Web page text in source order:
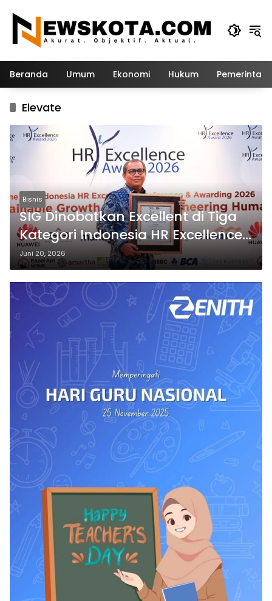
konten
Beranda Umum Ekonomi Hukum
Elevate
Bisnis
SIG Dinobatkan Excellent di Tiga
Kategori Indonesia HR Excellence
2026
Juni 20, 2026